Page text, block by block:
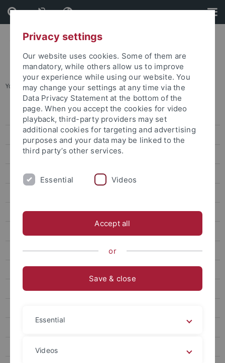
Skip
to
content
Skip
to
footer
You are here: Home ... Events
Press releases
attempto online
Research
Studies
People
Events
Forum
attempto online Archive
Newsletter Uni Tübingen aktuell
Social media
Privacy settings
Our website uses cookies. Some of them are
mandatory, while others allow us to improve
your experience while using our website. You
may change your settings at any time via the
Data Privacy Statement at the bottom of the
page. When you accept the cookies for video
playback, third-party providers may set
additional cookies for targeting and advertising
purposes and your data may be linked to the
third party’s other services.
Essential Videos
Accept all
or
Save & close
Essential
Videos